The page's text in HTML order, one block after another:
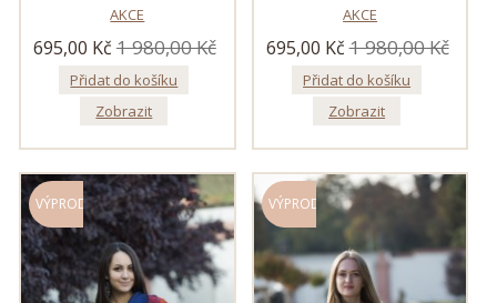
AKCE
695,00 Kč 1 980,00 Kč
Přidat do košíku
Zobrazit
AKCE
695,00 Kč 1 980,00 Kč
Přidat do košíku
Zobrazit
VÝPRODEJ! VÝPRODEJ!